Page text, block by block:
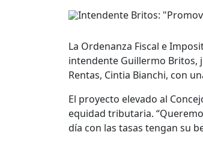
La Ordenanza Fiscal e
intendente Guillermo Britos,
Rentas, Cintia Bianchi, con
El proyecto elevado al
equidad tributaria.
día con las tasas tengan su